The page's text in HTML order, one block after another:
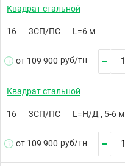
Квадрат стальной
16 3СП/ПС L=6 м
от 109 900 руб/тн
Квадрат стальной
16 3СП/ПС L=Н/Д , 5-6 м
от 109 900 руб/тн